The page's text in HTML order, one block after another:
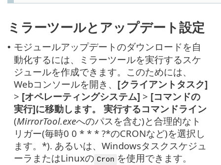
ミラーツールとアップデート設定
• モジュールアップデートのダウンロードを自
動化するには、ミラーツールを実行するスケ
ジュールを作成できます。このためには、
Webコンソールを開き、 [クライアントタスク]
> [オペレーティングシステム] > [コマンドの
実行]に移動します。
実行するコマンドライン
(MirrorTool.exeへのパスを含む)と合理的なト
リガー(毎時0 0 * * * ?*のCRONなど)を選択し
ます。*). あるいは、Windowsタスクスケジュ
ーラまたはLinuxの Cron を使用できます。